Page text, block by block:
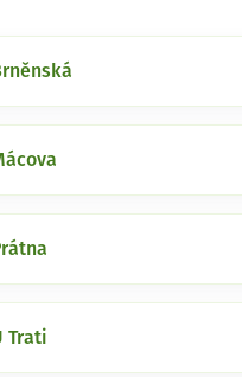
Trati